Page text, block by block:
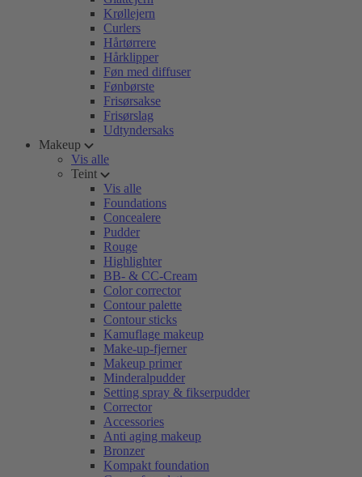
Krøllejern
Curlers
Hårtørrere
Hårklipper
Føn med diffuser
Fønbørste
Frisørsakse
Frisørslag
Udtyndersaks
Makeup
Vis alle
Teint
Vis alle
Foundations
Concealere
Pudder
Rouge
Highlighter
BB- & CC-Cream
Color corrector
Contour palette
Contour sticks
Kamuflage makeup
Make-up-fjerner
Makeup primer
Minderalpudder
Setting spray & fikserpudder
Corrector
Accessories
Anti aging makeup
Bronzer
Kompakt foundation